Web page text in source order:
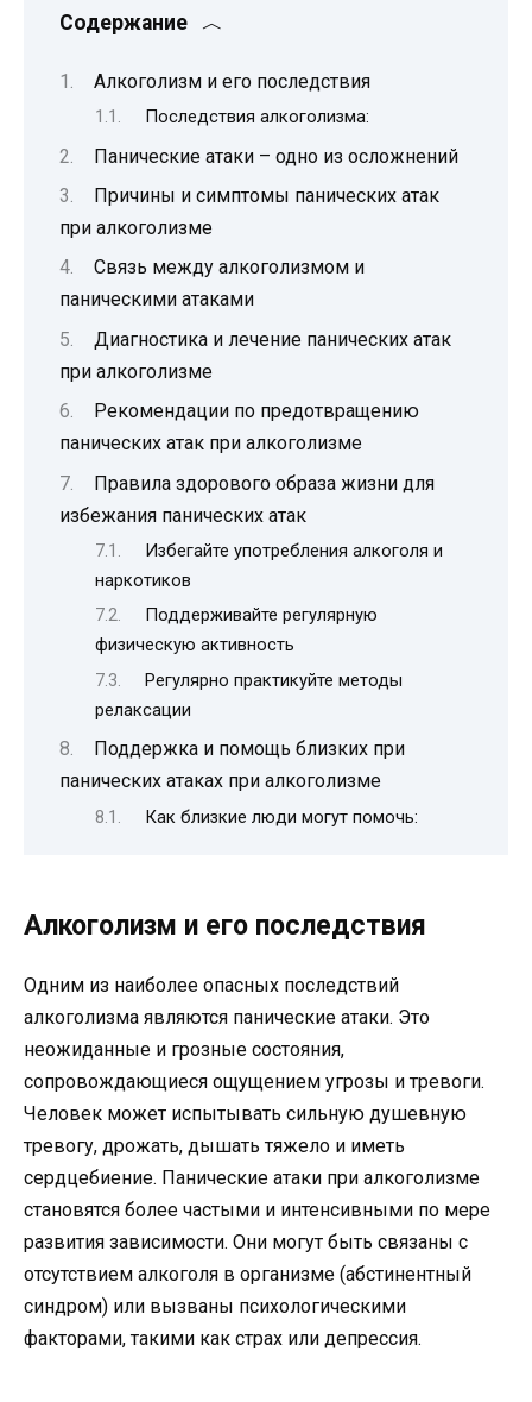
Содержание
Алкоголизм и его последствия
Последствия алкоголизма:
Панические атаки – одно из осложнений
Причины и симптомы панических атак
при алкоголизме
Связь между алкоголизмом и
паническими атаками
Диагностика и лечение панических атак
при алкоголизме
Рекомендации по предотвращению
панических атак при алкоголизме
Правила здорового образа жизни для
избежания панических атак
Избегайте употребления алкоголя и
наркотиков
Поддерживайте регулярную
физическую активность
Регулярно практикуйте методы
релаксации
Поддержка и помощь близких при
панических атаках при алкоголизме
Как близкие люди могут помочь:
Алкоголизм и его последствия
Одним из наиболее опасных последствий
алкоголизма являются панические атаки. Это
неожиданные и грозные состояния,
сопровождающиеся ощущением угрозы и тревоги.
Человек может испытывать сильную душевную
тревогу, дрожать, дышать тяжело и иметь
сердцебиение. Панические атаки при алкоголизме
становятся более частыми и интенсивными по мере
развития зависимости. Они могут быть связаны с
отсутствием алкоголя в организме (абстинентный
синдром) или вызваны психологическими
факторами, такими как страх или депрессия.